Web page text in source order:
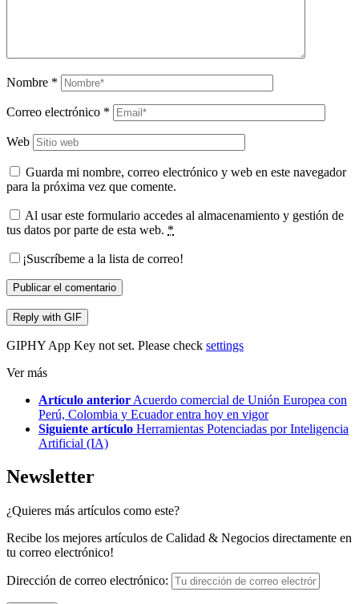
Nombre *
Correo electrónico *
Web
Guarda mi nombre, correo electrónico y web en este navegador
para la próxima vez que comente.
Al usar este formulario accedes al almacenamiento y gestión de
tus datos por parte de esta web. *
¡Suscríbeme a la lista de correo!
Publicar el comentario
Reply with GIF
GIPHY App Key not set. Please check settings
Ver más
Artículo anterior Acuerdo comercial de Unión Europea con
Perú, Colombia y Ecuador entra hoy en vigor
Siguiente artículo Herramientas Potenciadas por Inteligencia
Artificial (IA)
Newsletter
¿Quieres más artículos como este?
Recibe los mejores artículos de Calidad & Negocios directamente en
tu correo electrónico!
Dirección de correo electrónico: